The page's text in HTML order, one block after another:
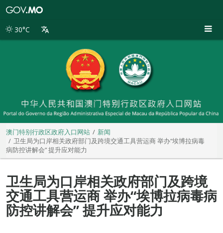
别
30°C
澳门特别行政区政府入口网站
新闻
卫生局为口岸相关政府部门及跨境交通工具营运商 举办“埃博拉病毒
病防控讲解会” 提升应对能力
卫生局为口岸相关政府部门及跨境
交通工具营运商 举办“埃博拉病毒病
防控讲解会” 提升应对能力